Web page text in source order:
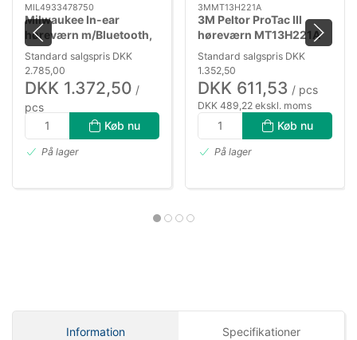
MIL4933478750
Milwaukee In-ear
høreværn m/Bluetooth,
USB-genopl.
Standard salgspris DKK
2.785,00
DKK 1.372,50 /
pcs
DKK 1.098,00 ekskl. moms
Køb nu
På lager
3MMT13H221A
3M Peltor ProTac III
høreværn MT13H221A
Standard salgspris DKK
1.352,50
DKK 611,53 / pcs
DKK 489,22 ekskl. moms
Køb nu
På lager
Information Specifikationer